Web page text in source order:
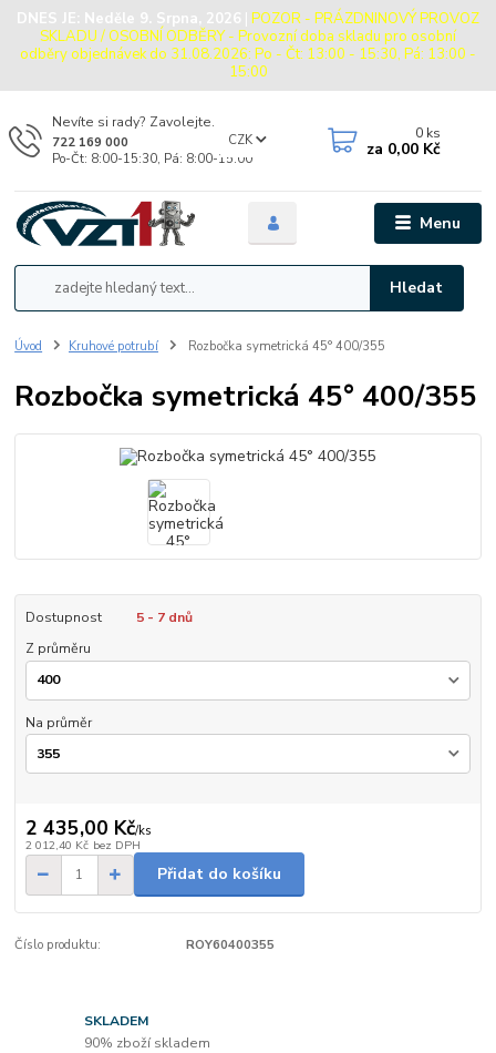
DNES JE: Neděle 9. Srpna, 2026 | POZOR - PRÁZDNINOVÝ PROVOZ
SKLADU / OSOBNÍ ODBĚRY - Provozní doba skladu pro osobní
odběry objednávek do 31.08.2026: Po - Čt: 13:00 - 15:30, Pá: 13:00 -
15:00
Menu
CZK
Hledat
Nevíte si rady? Zavolejte.
722 169 000
Po-Čt: 8:00-15:30, Pá: 8:00-15:00
0 ks
za 0,00 Kč
Úvod Kruhové potrubí Rozbočka symetrická 45° 400/355
Rozbočka symetrická 45° 400/355
Dostupnost
5 - 7 dnů
Z průměru
Na průměr
2 435,00 Kč/ks
2 012,40 Kč bez DPH
Přidat do košíku
Číslo produktu: ROY60400355
SKLADEM
90% zboží skladem